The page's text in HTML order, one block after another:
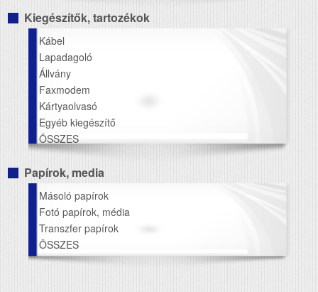
Kiegészítők, tartozékok
Kábel
Lapadagoló
Állvány
Faxmodem
Kártyaolvasó
Egyéb kiegészítő
ÖSSZES
Papírok, media
Másoló papírok
Fotó papírok, média
Transzfer papírok
ÖSSZES